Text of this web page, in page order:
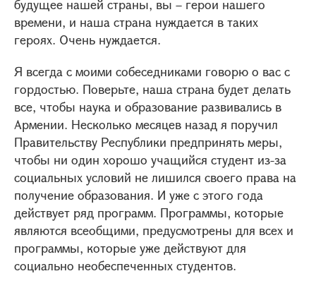
будущее нашей страны, вы – герои нашего
времени, и наша страна нуждается в таких
героях. Очень нуждается.
Я всегда с моими собеседниками говорю о вас с
гордостью. Поверьте, наша страна будет делать
все, чтобы наука и образование развивались в
Армении. Несколько месяцев назад я поручил
Правительству Республики предпринять меры,
чтобы ни один хорошо учащийся студент из-за
социальных условий не лишился своего права на
получение образования. И уже с этого года
действует ряд программ. Программы, которые
являются всеобщими, предусмотрены для всех и
программы, которые уже действуют для
социально необеспеченных студентов.